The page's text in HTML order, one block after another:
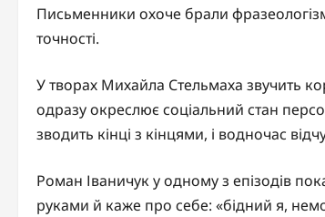
Письменники охоче брали
точності.
У творах Михайла Стельмаха звучить
одразу окреслює соціальний стан
зводить кінці з кінцями, і водночас
Роман Іваничук у одному з епізодів
руками й каже про себе: «бідний я,